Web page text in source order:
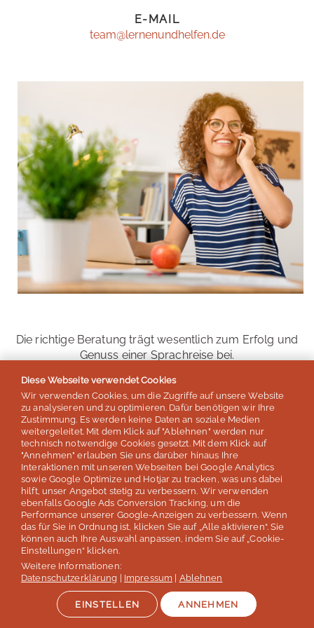
E-MAIL
team@lernenundhelfen.de
Die richtige Beratung trägt wesentlich zum Erfolg und
Genuss einer Sprachreise bei.
Für uns ist eine ausführliche Beratung wichtig und
selbstverständlich. Daher nehmen wir uns viel Zeit, für
Sie die passenden Kursorte und Sprachkurse zu finden.
Die Beratung kann telefonisch, aber gerne auch
persönlich in unserem Büro in Köln erfolgen.
ZUM KONTAKTFORMULAR
Lernen
Diese Webseite verwendet Cookies
Wir verwenden Cookies, um die Zugriffe auf unsere Website
zu analysieren und zu optimieren. Dafür benötigen wir Ihre
Zustimmung. Es werden keine Daten an soziale Medien
weitergeleitet. Mit dem Klick auf "Ablehnen" werden nur
technisch notwendige Cookies gesetzt. Mit dem Klick auf
"Annehmen" erlauben Sie uns darüber hinaus Ihre
Interaktionen mit unseren Webseiten bei Google Analytics
sowie Google Optimize und Hotjar zu tracken, was uns dabei
hilft, unser Angebot stetig zu verbessern. Wir verwenden
ebenfalls Google Ads Conversion Tracking, um die
Performance unserer Google-Anzeigen zu verbessern. Wenn
das für Sie in Ordnung ist, klicken Sie auf „Alle aktivieren“. Sie
können auch Ihre Auswahl anpassen, indem Sie auf „Cookie-
Einstellungen“ klicken.
Weitere Informationen:
Datenschutzerklärung
Impressum Ablehnen
EINSTELLEN ANNEHMEN